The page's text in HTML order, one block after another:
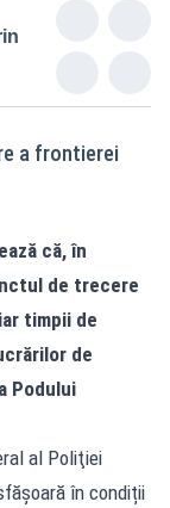
a frontierei
că, în
de trecere
timpii de
de
Podului
al Poliţiei
în condiții